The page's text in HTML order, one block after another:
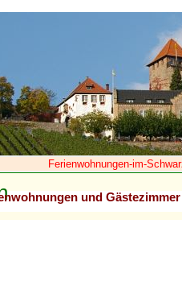
Ferienwohnungen-im-
und